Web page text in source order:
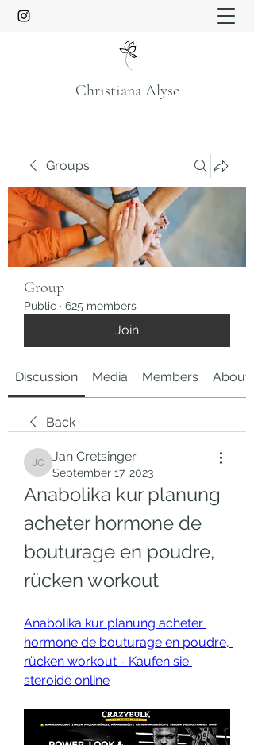
Christiana Alyse
Groups
Group
Public · 625 members
Join
Discussion Media Members About
Back
Jan Cretsinger
Jan Cretsinger
September 17, 2023
Anabolika kur planung
acheter hormone de
bouturage en poudre,
rücken workout
Anabolika kur planung acheter
hormone de bouturage en poudre,
rücken workout - Kaufen sie
steroide online